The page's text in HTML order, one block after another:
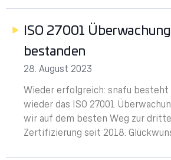
ISO 27001
bestanden
28. August 2023
Wieder erfolgreich: snafu besteht
wieder das ISO 27001
wir auf dem besten Weg zur
Zertifizierung seit 2018.